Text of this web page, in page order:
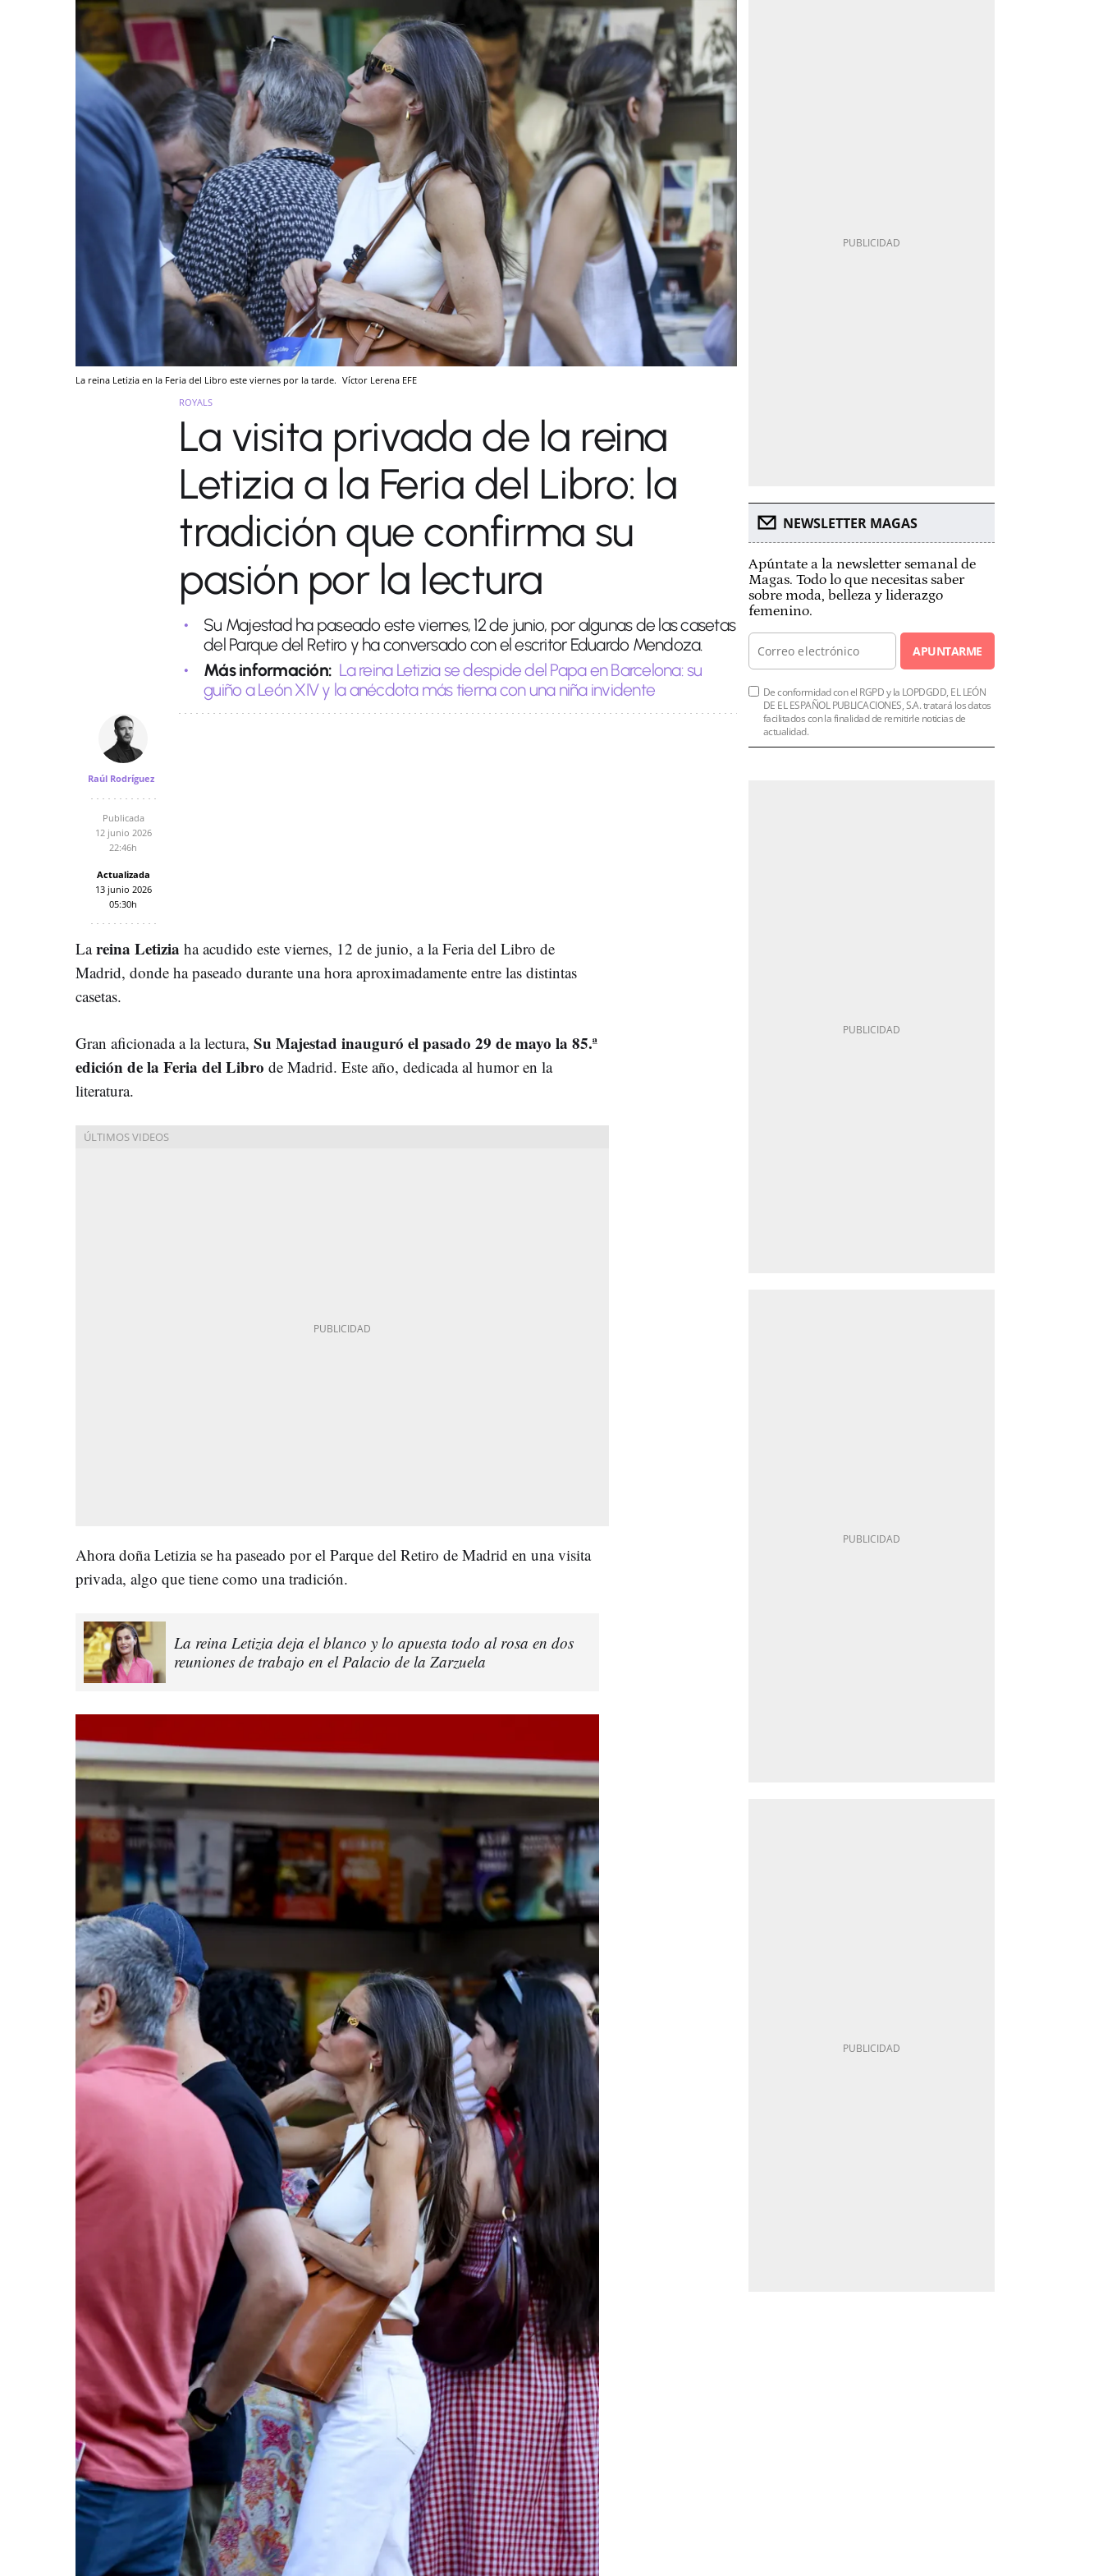
La reina Letizia en la Feria del Libro este viernes por la tarde. Víctor Lerena EFE
ROYALS
La visita privada de la reina
Letizia a la Feria del Libro: la
tradición que confirma su
pasión por la lectura
Su Majestad ha paseado este viernes, 12 de junio, por algunas de las casetas
del Parque del Retiro y ha conversado con el escritor Eduardo Mendoza.
Más información: La reina Letizia se despide del Papa en Barcelona: su
guiño a León XIV y la anécdota más tierna con una niña invidente
Raúl Rodríguez
Publicada
12 junio 2026
22:46h
Actualizada
13 junio 2026
05:30h
Lareina Letizia ha acudido este viernes, 12 de junio, a la Feria del Libro de
Madrid, donde ha paseado durante una hora aproximadamente entre las distintas
casetas.
Gran aficionada a la lectura, Su Majestad inauguró el pasado 29 de mayo la 85.ª
edición de la Feria del Libro de Madrid. Este año, dedicada al humor en la
literatura.
Ahora doña Letizia se ha paseado por el Parque del Retiro de Madrid en una visita
privada, algo que tiene como una tradición.
La reina Letizia deja el blanco y lo apuesta todo al rosa en dos
reuniones de trabajo en el Palacio de la Zarzuela
NEWSLETTER MAGAS
Apúntate a la newsletter semanal de
Magas. Todo lo que necesitas saber
sobre moda, belleza y liderazgo
femenino.
APUNTARME
De conformidad con el RGPD y la LOPDGDD, EL LEÓN
DE EL ESPAÑOL PUBLICACIONES, S.A. tratará los datos
facilitados con la finalidad de remitirle noticias de
actualidad.